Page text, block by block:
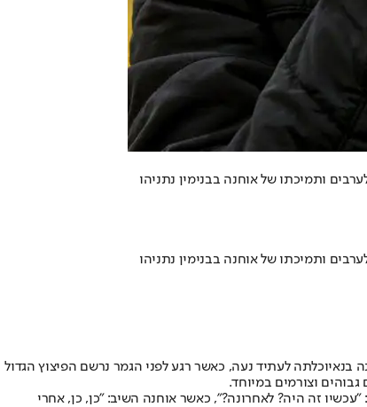
ותמיכתו של אוחנה בבנימין נתניהו
ותמיכתו של אוחנה בבנימין נתניהו
בנאיוכלתה לעתיד נעה, כאשר רגע לפני הגמר נרשם הפיצוץ הגדול
וצורמים במיוחד.
זה היה? לאחרונה?״, כאשר אוחנה השיב: ״כן, כן, אחרי